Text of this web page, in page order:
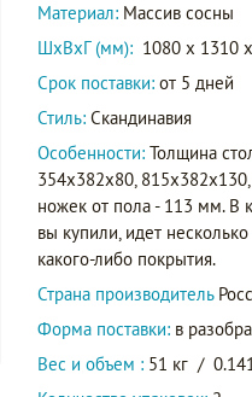
Материал: Массив сосны
ШxВxГ (мм): 1080 x 1310
Срок поставки: от 5 дней
Стиль: Скандинавия
Особенности: Толщина
354х382х80,
ножек от пола - 113 мм. В
вы купили, идет
какого-либо покрытия.
Страна производитель
Форма поставки: в
Вес и объем : 51 кг /